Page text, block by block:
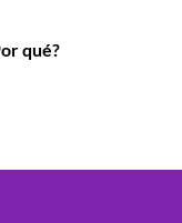
qué?